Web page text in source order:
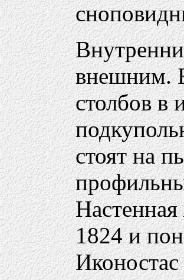
внешним.
столбов в
стоят на
1824 и
Иконостас